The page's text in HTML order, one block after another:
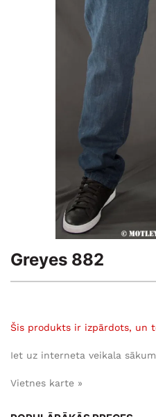
Greyes 882
Šis produkts ir izpārdots, un
Iet uz interneta veikala
Vietnes karte »